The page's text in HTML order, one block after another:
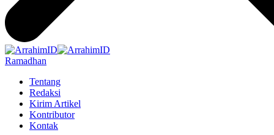
Ramadhan
Tentang
Redaksi
Kirim Artikel
Kontributor
Kontak